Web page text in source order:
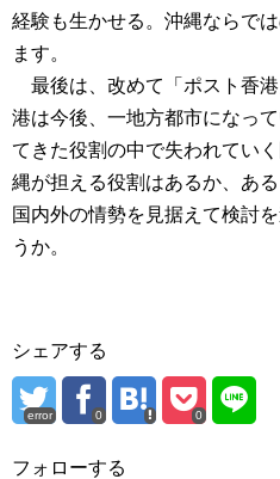
経験も生かせる。沖縄ならで
ます。
最後は、改めて「ポスト香
港は今後、一地方都市になっ
てきた役割の中で失われてい
縄が担える役割はあるか、あ
国内外の情勢を見据えて検討
うか。
シェアする
error 0 0
フォローする